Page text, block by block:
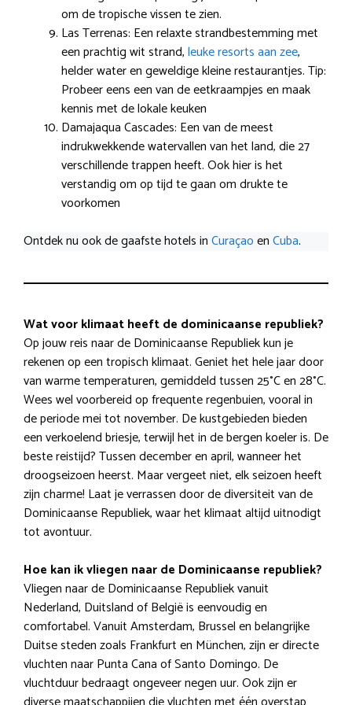
om de tropische vissen te zien.
Las Terrenas: Een relaxte strandbestemming met
een prachtig wit strand,leuke resorts aan zee,
helder water en geweldige kleine restaurantjes. Tip:
Probeer eens een van de eetkraampjes en maak
kennis met de lokale keuken
Damajaqua Cascades: Een van de meest
indrukwekkende watervallen van het land, die 27
verschillende trappen heeft. Ook hier is het
verstandig om op tijd te gaan om drukte te
voorkomen
Ontdek nu ook de gaafste hotels inCuraçaoenCuba.
Wat voor klimaat heeft de dominicaanse republiek?
Op jouw reis naar de Dominicaanse Republiek kun je
rekenen op een tropisch klimaat. Geniet het hele jaar door
van warme temperaturen, gemiddeld tussen 25°C en 28°C.
Wees wel voorbereid op frequente regenbuien, vooral in
de periode mei tot november. De kustgebieden bieden
een verkoelend briesje, terwijl het in de bergen koeler is. De
beste reistijd? Tussen december en april, wanneer het
droogseizoen heerst. Maar vergeet niet, elk seizoen heeft
zijn charme! Laat je verrassen door de diversiteit van de
Dominicaanse Republiek, waar het klimaat altijd uitnodigt
tot avontuur.
Hoe kan ik vliegen naar de Dominicaanse republiek?
Vliegen naar de Dominicaanse Republiek vanuit
Nederland, Duitsland of België is eenvoudig en
comfortabel. Vanuit Amsterdam, Brussel en belangrijke
Duitse steden zoals Frankfurt en München, zijn er directe
vluchten naar Punta Cana of Santo Domingo. De
vluchtduur bedraagt ongeveer negen uur. Ook zijn er